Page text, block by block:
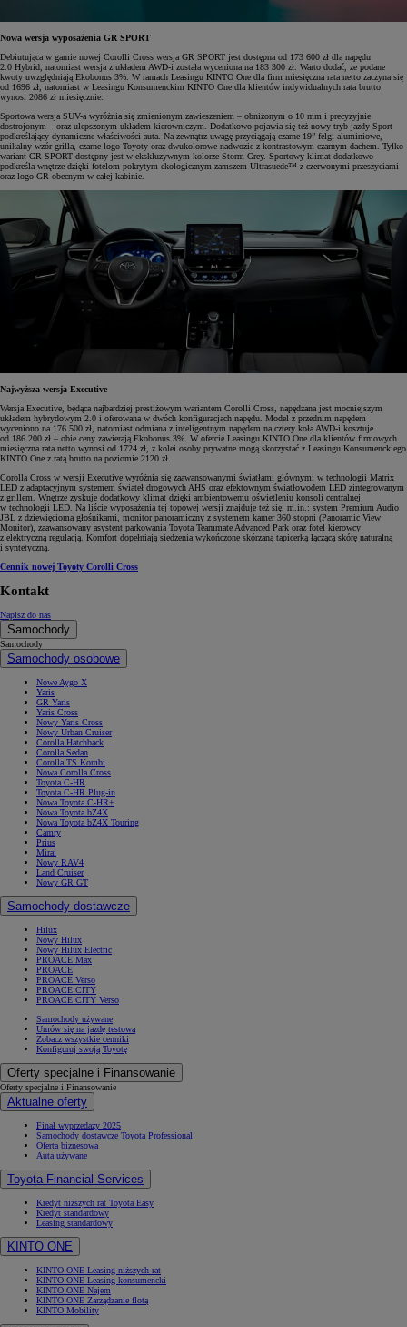
Nowa wersja wyposażenia GR SPORT
Debiutująca w gamie nowej Corolli Cross wersja GR SPORT jest dostępna od 173 600 zł dla napędu
2.0 Hybrid, natomiast wersja z układem AWD-i została wyceniona na 183 300 zł. Warto dodać, że podane
kwoty uwzględniają Ekobonus 3%. W ramach Leasingu KINTO One dla firm miesięczna rata netto zaczyna się
od 1696 zł, natomiast w Leasingu Konsumenckim KINTO One dla klientów indywidualnych rata brutto
wynosi 2086 zł miesięcznie.
Sportowa wersja SUV-a wyróżnia się zmienionym zawieszeniem – obniżonym o 10 mm i precyzyjnie
dostrojonym – oraz ulepszonym układem kierowniczym. Dodatkowo pojawia się też nowy tryb jazdy Sport
podkreślający dynamiczne właściwości auta. Na zewnątrz uwagę przyciągają czarne 19” felgi aluminiowe,
unikalny wzór grilla, czarne logo Toyoty oraz dwukolorowe nadwozie z kontrastowym czarnym dachem. Tylko
wariant GR SPORT dostępny jest w ekskluzywnym kolorze Storm Grey. Sportowy klimat dodatkowo
podkreśla wnętrze dzięki fotelom pokrytym ekologicznym zamszem Ultrasuede™ z czerwonymi przeszyciami
oraz logo GR obecnym w całej kabinie.
Najwyższa wersja Executive
Wersja Executive, będąca najbardziej prestiżowym wariantem Corolli Cross, napędzana jest mocniejszym
układem hybrydowym 2.0 i oferowana w dwóch konfiguracjach napędu. Model z przednim napędem
wyceniono na 176 500 zł, natomiast odmiana z inteligentnym napędem na cztery koła AWD-i kosztuje
od 186 200 zł – obie ceny zawierają Ekobonus 3%. W ofercie Leasingu KINTO One dla klientów firmowych
miesięczna rata netto wynosi od 1724 zł, z kolei osoby prywatne mogą skorzystać z Leasingu Konsumenckiego
KINTO One z ratą brutto na poziomie 2120 zł.
Corolla Cross w wersji Executive wyróżnia się zaawansowanymi światłami głównymi w technologii Matrix
LED z adaptacyjnym systemem świateł drogowych AHS oraz efektownym światłowodem LED zintegrowanym
z grillem. Wnętrze zyskuje dodatkowy klimat dzięki ambientowemu oświetleniu konsoli centralnej
w technologii LED. Na liście wyposażenia tej topowej wersji znajduje też się, m.in.: system Premium Audio
JBL z dziewięcioma głośnikami, monitor panoramiczny z systemem kamer 360 stopni (Panoramic View
Monitor), zaawansowany asystent parkowania Toyota Teammate Advanced Park oraz fotel kierowcy
z elektryczną regulacją. Komfort dopełniają siedzenia wykończone skórzaną tapicerką łączącą skórę naturalną
i syntetyczną.
Cennik nowej Toyoty Corolli Cross
Kontakt
Napisz do nas
Samochody
Samochody
Samochody osobowe
Nowe Aygo X
Yaris
GR Yaris
Yaris Cross
Nowy Yaris Cross
Nowy Urban Cruiser
Corolla Hatchback
Corolla Sedan
Corolla TS Kombi
Nowa Corolla Cross
Toyota C-HR
Toyota C-HR Plug-in
Nowa Toyota C-HR+
Nowa Toyota bZ4X
Nowa Toyota bZ4X Touring
Camry
Prius
Mirai
Nowy RAV4
Land Cruiser
Nowy GR GT
Samochody dostawcze
Hilux
Nowy Hilux
Nowy Hilux Electric
PROACE Max
PROACE
PROACE Verso
PROACE CITY
PROACE CITY Verso
Samochody używane
Umów się na jazdę testową
Zobacz wszystkie cenniki
Konfiguruj swoją Toyotę
Oferty specjalne i Finansowanie
Oferty specjalne i Finansowanie
Aktualne oferty
Finał wyprzedaży 2025
Samochody dostawcze Toyota Professional
Oferta biznesowa
Auta używane
Toyota Financial Services
Kredyt niższych rat Toyota Easy
Kredyt standardowy
Leasing standardowy
KINTO ONE
KINTO ONE Leasing niższych rat
KINTO ONE Leasing konsumencki
KINTO ONE Najem
KINTO ONE Zarządzanie flotą
KINTO Mobility